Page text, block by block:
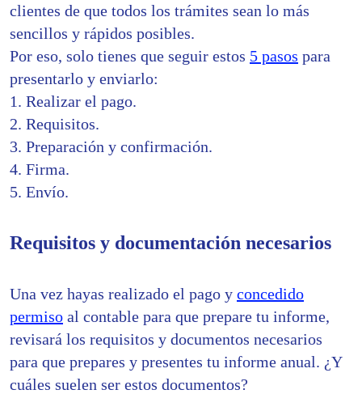
clientes de que todos los trámites sean lo más
sencillos y rápidos posibles.
Por eso, solo tienes que seguir estos 5 pasos para
presentarlo y enviarlo:
1. Realizar el pago.
2. Requisitos.
3. Preparación y confirmación.
4. Firma.
5. Envío.
Requisitos y documentación necesarios
Una vez hayas realizado el pago y concedido
permiso al contable para que prepare tu informe,
revisará los requisitos y documentos necesarios
para que prepares y presentes tu informe anual. ¿Y
cuáles suelen ser estos documentos?